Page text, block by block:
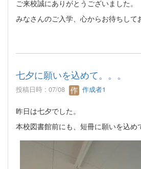
ご来校誠にありがとうございました。
みなさんのご入学、心からお待ちして
七夕に願いを込めて。。。
投稿日時 : 07/08 作成者1
昨日は七夕でした。
本校図書館前にも、短冊に願いを込め